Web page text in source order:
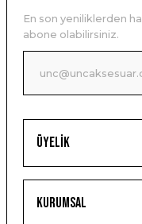
Üyelik
Kurumsal
En son yeniliklerden
abone olabilirsiniz.